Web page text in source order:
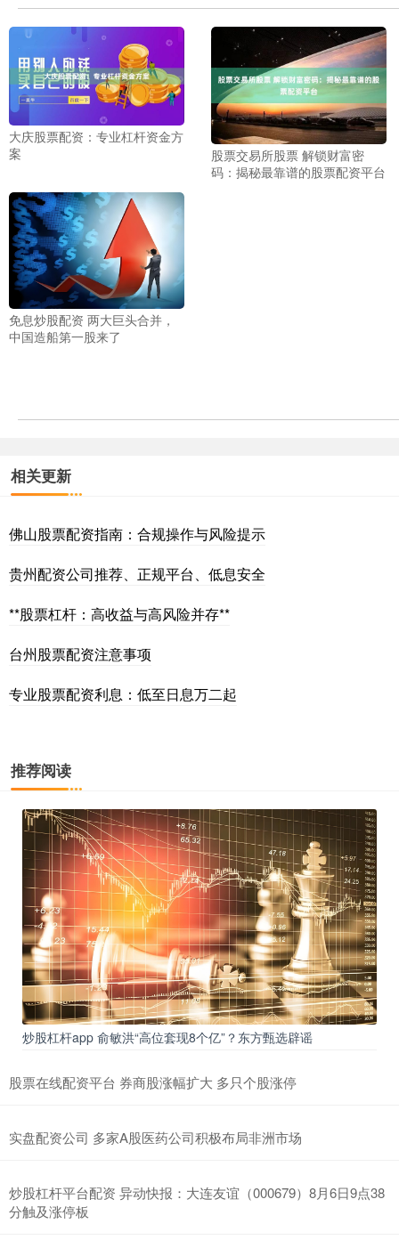
大庆股票配资：专业杠杆资金方
案
股票交易所股票 解锁财富密
码：揭秘最靠谱的股票配资平台
免息炒股配资 两大巨头合并，
中国造船第一股来了
相关更新
佛山股票配资指南：合规操作与风险提示
贵州配资公司推荐、正规平台、低息安全
**股票杠杆：高收益与高风险并存**
台州股票配资注意事项
专业股票配资利息：低至日息万二起
推荐阅读
炒股杠杆app 俞敏洪“高位套现8个亿”？东方甄选辟谣
股票在线配资平台 券商股涨幅扩大 多只个股涨停
实盘配资公司 多家A股医药公司积极布局非洲市场
炒股杠杆平台配资 异动快报：大连友谊（000679）8月6日9点38
分触及涨停板